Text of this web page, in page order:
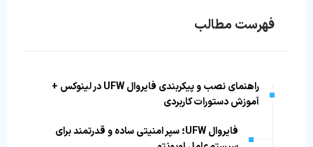
فهرست مطالب
راهنمای نصب و پیکربندی فایروال UFW در لینوکس +
آموزش دستورات کاربردی
فایروال UFW؛ سپر امنیتی ساده و قدرتمند برای